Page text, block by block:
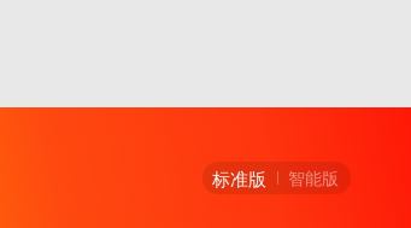
标准版 智能版